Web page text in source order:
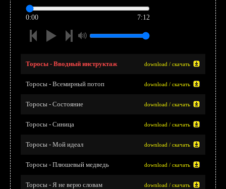
0:00 7:12
Торосы - Вводный инструктаж download / скачать
Торосы - Всемирный потоп download / скачать
Торосы - Состояние download / скачать
Торосы - Синица download / скачать
Торосы - Мой идеал download / скачать
Торосы - Плюшевый медведь download / скачать
Торосы - Я не верю словам download / скачать